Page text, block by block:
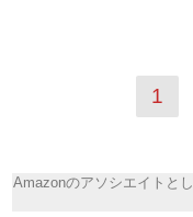
1
Amazonのアソシエイトと